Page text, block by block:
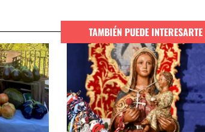
TAMBIÉN PUEDE INTERESARTE